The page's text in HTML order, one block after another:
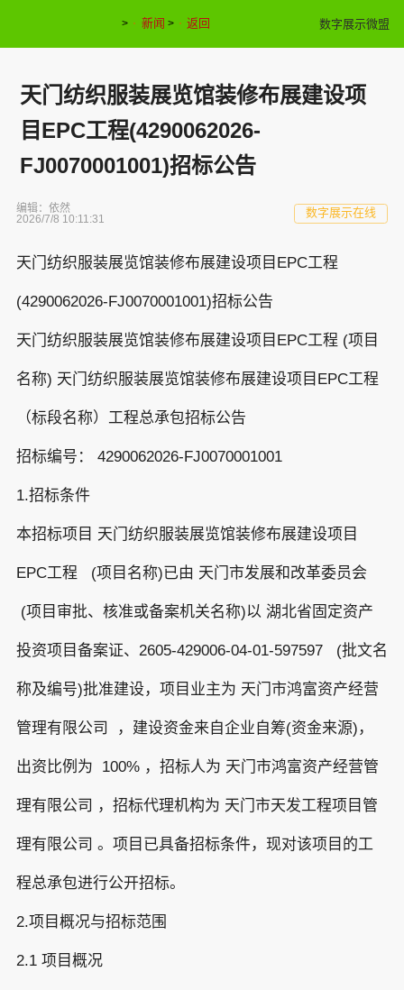
> 新闻 > 返回 数字展示微盟
天门纺织服装展览馆装修布展建设项
目EPC工程(4290062026-
FJ0070001001)招标公告
编辑：依然
2026/7/8 10:11:31
数字展示在线
天门纺织服装展览馆装修布展建设项目EPC工程
(4290062026-FJ0070001001)招标公告
天门纺织服装展览馆装修布展建设项目EPC工程 (项目
名称) 天门纺织服装展览馆装修布展建设项目EPC工程
（标段名称）工程总承包招标公告
招标编号： 4290062026-FJ0070001001
1.招标条件
本招标项目 天门纺织服装展览馆装修布展建设项目
EPC工程 (项目名称)已由 天门市发展和改革委员会
(项目审批、核准或备案机关名称)以 湖北省固定资产
投资项目备案证、2605-429006-04-01-597597 (批文名
称及编号)批准建设，项目业主为 天门市鸿富资产经营
管理有限公司 ，建设资金来自企业自筹(资金来源)，
出资比例为 100% ，招标人为 天门市鸿富资产经营管
理有限公司 ，招标代理机构为 天门市天发工程项目管
理有限公司 。项目已具备招标条件，现对该项目的工
程总承包进行公开招标。
2.项目概况与招标范围
2.1 项目概况